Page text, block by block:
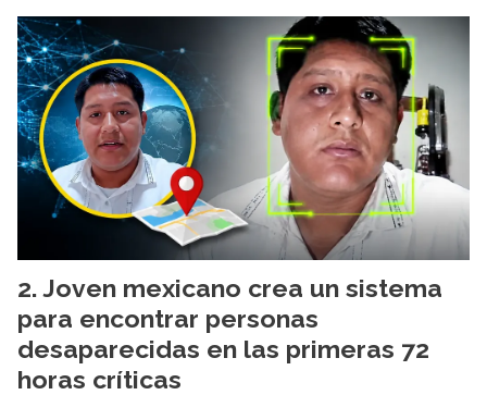
Joven mexicano crea un sistema
para encontrar personas
desaparecidas en las primeras 72
horas críticas